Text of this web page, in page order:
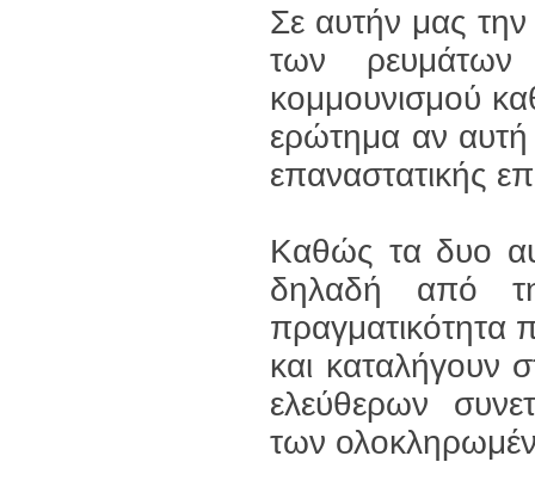
Σε αυτήν μας
των ρευμάτων
κομμουνισμού
ερώτημα αν αυτή
επαναστατικής
Καθώς τα δυο
δηλαδή από
πραγματικότητα
και καταλήγουν
ελεύθερων
των